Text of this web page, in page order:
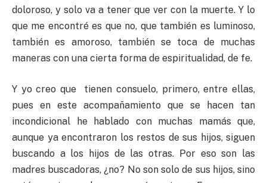
doloroso, y solo va a tener que ver con la muerte. Y lo
que me encontré es que no, que también es luminoso,
también es amoroso, también se toca de muchas
maneras con una cierta forma de espiritualidad, de fe.
Y yo creo que tienen consuelo, primero, entre ellas,
pues en este acompañamiento que se hacen tan
incondicional he hablado con muchas mamás que,
aunque ya encontraron los restos de sus hijos, siguen
buscando a los hijos de las otras. Por eso son las
madres buscadoras, ¿no? No son solo de sus hijos, sino